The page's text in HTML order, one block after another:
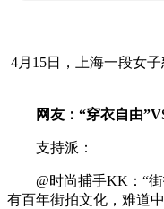
4月15日，上海一段女
网友：“穿衣自由
支持派：
@时尚捕手KK：“
有百年街拍文化，难道